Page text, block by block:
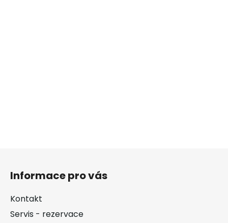
Informace pro vás
Kontakt
Servis - rezervace